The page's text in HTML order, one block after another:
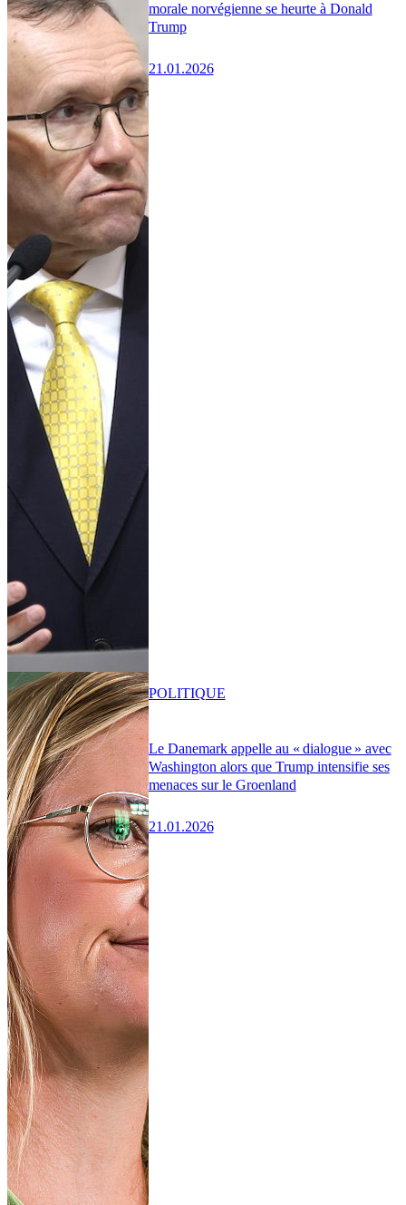
morale norvégienne se heurte à Donald
Trump
21.01.2026
Le Danemark appelle au « dialogue » avec
Washington alors que Trump intensifie ses
menaces sur le Groenland
21.01.2026
POLITIQUE